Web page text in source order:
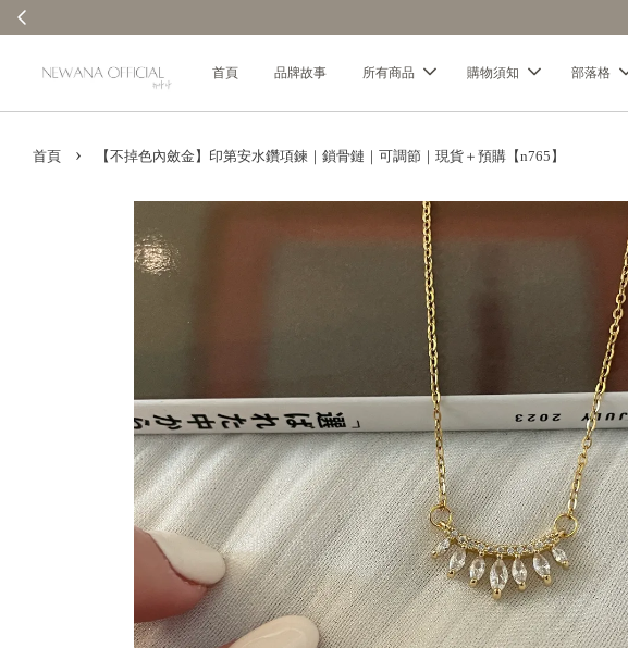
首頁 品牌故事 所有商品 購物須知 部落格
首頁 › 【不掉色內斂金】印第安水鑽項鍊｜鎖骨鏈｜可調節｜現貨＋預購【n765】